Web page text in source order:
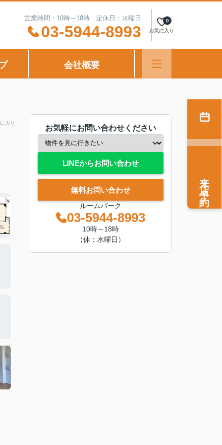
営業時間：10時～18時 定休日：水曜日
03-5944-8993 お気に入り
0
会社概要
入り
お気軽にお問い合わせください
LINEからお問い合わせ
無料お問い合わせ
ルームパーク
03-5944-8993
10時～18時
（休：水曜日）
来店予約